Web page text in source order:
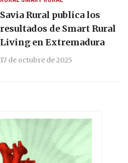
Savia Rural publica los
resultados de Smart Rural
Living en Extremadura
17 de octubre de 2025